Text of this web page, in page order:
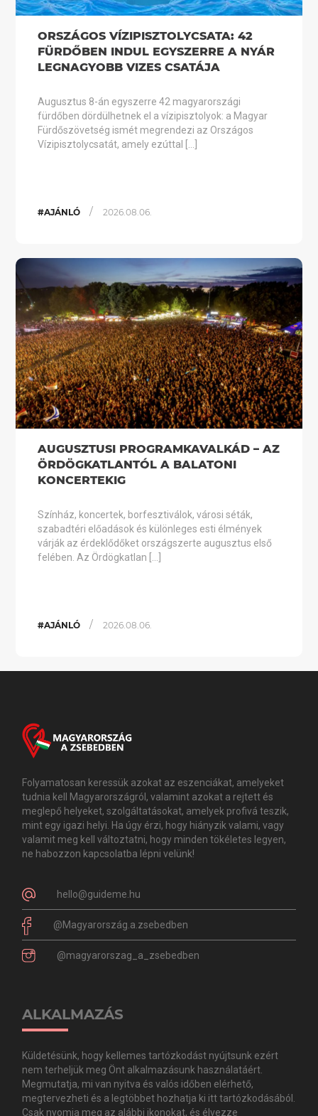
ORSZÁGOS VÍZIPISZTOLYCSATA: 42
FÜRDŐBEN INDUL EGYSZERRE A NYÁR
LEGNAGYOBB VIZES CSATÁJA
Augusztus 8-án egyszerre 42 magyarországi
fürdőben dördülhetnek el a vízipisztolyok: a Magyar
Fürdőszövetség ismét megrendezi az Országos
Vízipisztolycsatát, amely ezúttal […]
#AJÁNLÓ / 2026.08.06.
AUGUSZTUSI PROGRAMKAVALKÁD – AZ
ÖRDÖGKATLANTÓL A BALATONI
KONCERTEKIG
Színház, koncertek, borfesztiválok, városi séták,
szabadtéri előadások és különleges esti élmények
várják az érdeklődőket országszerte augusztus első
felében. Az Ördögkatlan […]
#AJÁNLÓ / 2026.08.06.
Folyamatosan keressük azokat az eszenciákat, amelyeket
tudnia kell Magyarországról, valamint azokat a rejtett és
meglepő helyeket, szolgáltatásokat, amelyek profivá teszik,
mint egy igazi helyi. Ha úgy érzi, hogy hiányzik valami, vagy
valamit meg kell változtatni, hogy minden tökéletes legyen,
ne habozzon kapcsolatba lépni velünk!
hello@guideme.hu
@Magyarország.a.zsebedben
@magyarorszag_a_zsebedben
ALKALMAZÁS
Küldetésünk, hogy kellemes tartózkodást nyújtsunk ezért
nem terheljük meg Önt alkalmazásunk használatáért.
Megmutatja, mi van nyitva és valós időben elérhető,
megtervezheti és a legtöbbet hozhatja ki itt tartózkodásából.
Csak nyomja meg az alábbi ikonokat, és élvezze